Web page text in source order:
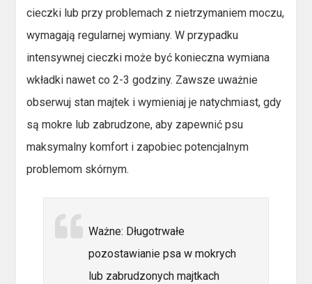
cieczki lub przy problemach z nietrzymaniem moczu,
wymagają regularnej wymiany. W przypadku
intensywnej cieczki może być konieczna wymiana
wkładki nawet co 2-3 godziny. Zawsze uważnie
obserwuj stan majtek i wymieniaj je natychmiast, gdy
są mokre lub zabrudzone, aby zapewnić psu
maksymalny komfort i zapobiec potencjalnym
problemom skórnym.
Ważne: Długotrwałe
pozostawianie psa w mokrych
lub zabrudzonych majtkach